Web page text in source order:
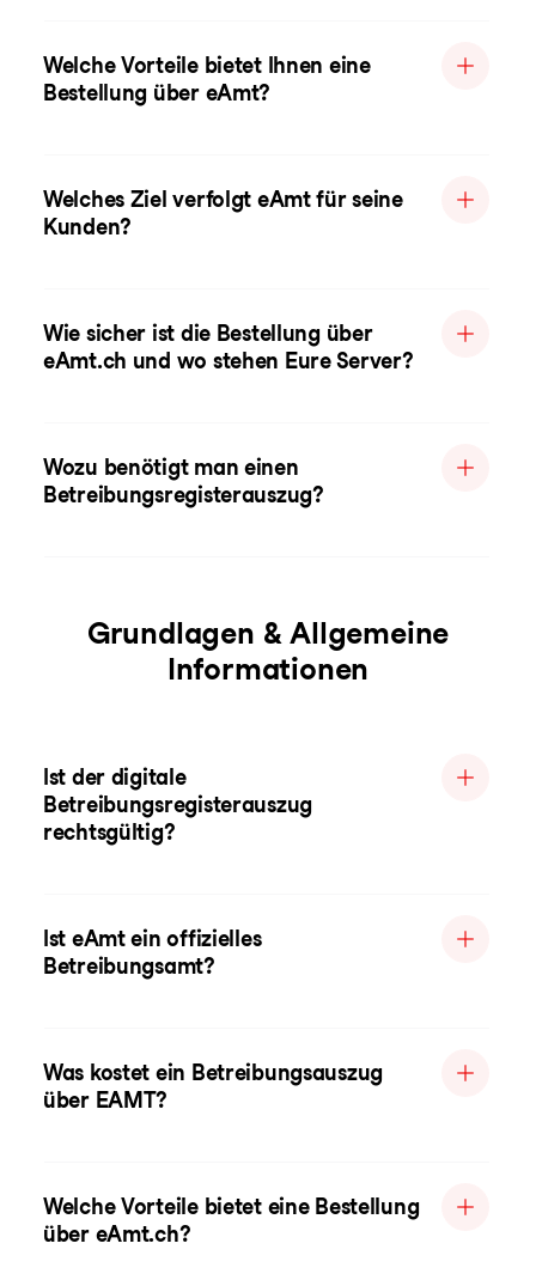
Welche Vorteile bietet Ihnen eine
Bestellung über eAmt?
Welches Ziel verfolgt eAmt für seine
Kunden?
Wie sicher ist die Bestellung über
eAmt.ch und wo stehen Eure Server?
Wozu benötigt man einen
Betreibungsregisterauszug?
Grundlagen & Allgemeine
Informationen
Ist der digitale
Betreibungsregisterauszug
rechtsgültig?
Ist eAmt ein offizielles
Betreibungsamt?
Was kostet ein Betreibungsauszug
über EAMT?
Welche Vorteile bietet eine Bestellung
über eAmt.ch?